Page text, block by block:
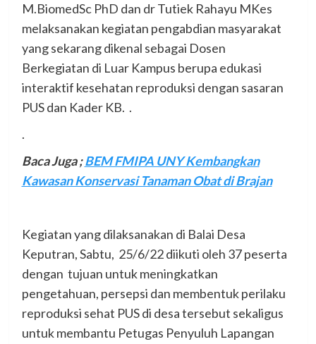
M.BiomedSc PhD dan dr Tutiek Rahayu MKes
melaksanakan kegiatan pengabdian masyarakat
yang sekarang dikenal sebagai Dosen
Berkegiatan di Luar Kampus berupa edukasi
interaktif kesehatan reproduksi dengan sasaran
PUS dan Kader KB. .
.
Baca Juga;BEM FMIPA UNY Kembangkan
Kawasan Konservasi Tanaman Obat di Brajan
Kegiatan yang dilaksanakan di Balai Desa
Keputran, Sabtu, 25/6/22 diikuti oleh 37 peserta
dengan tujuan untuk meningkatkan
pengetahuan, persepsi dan membentuk perilaku
reproduksi sehat PUS di desa tersebut sekaligus
untuk membantu Petugas Penyuluh Lapangan